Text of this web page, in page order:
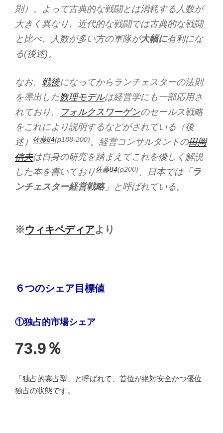
則）。よって古典的な戦闘とは消耗する人数が
大きく異なり、近代的な戦闘では古典的な戦闘
と比べ、人数が多い方の軍隊が大幅に有利にな
る(後述)。
なお、 戦後になってからランチェスターの法則
を導出した数理モデルは経営学にも一部応用さ
れており、
フォルクスワーゲンのセールス戦略
をこれにより説明するなどがされている（後
述）
佐藤84(p188-200) 。経営コンサルタントの田岡
信夫は自身の研究を踏まえてこれを優しく解説
した本を書いており 佐藤84(p200) 、日本では「 ラ
ンチェスター経営戦略」と呼ばれている。
※ウィキペディアより
６つのシェア目標値
①独占的市場シェア
73.9％
「独占的寡占型」と呼ばれて、首位が絶対安全かつ優位
独占の状態です。